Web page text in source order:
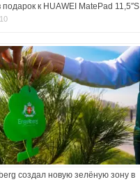
подарок к HUAWEI MatePad 11,5″S
создал новую зелёную зону в